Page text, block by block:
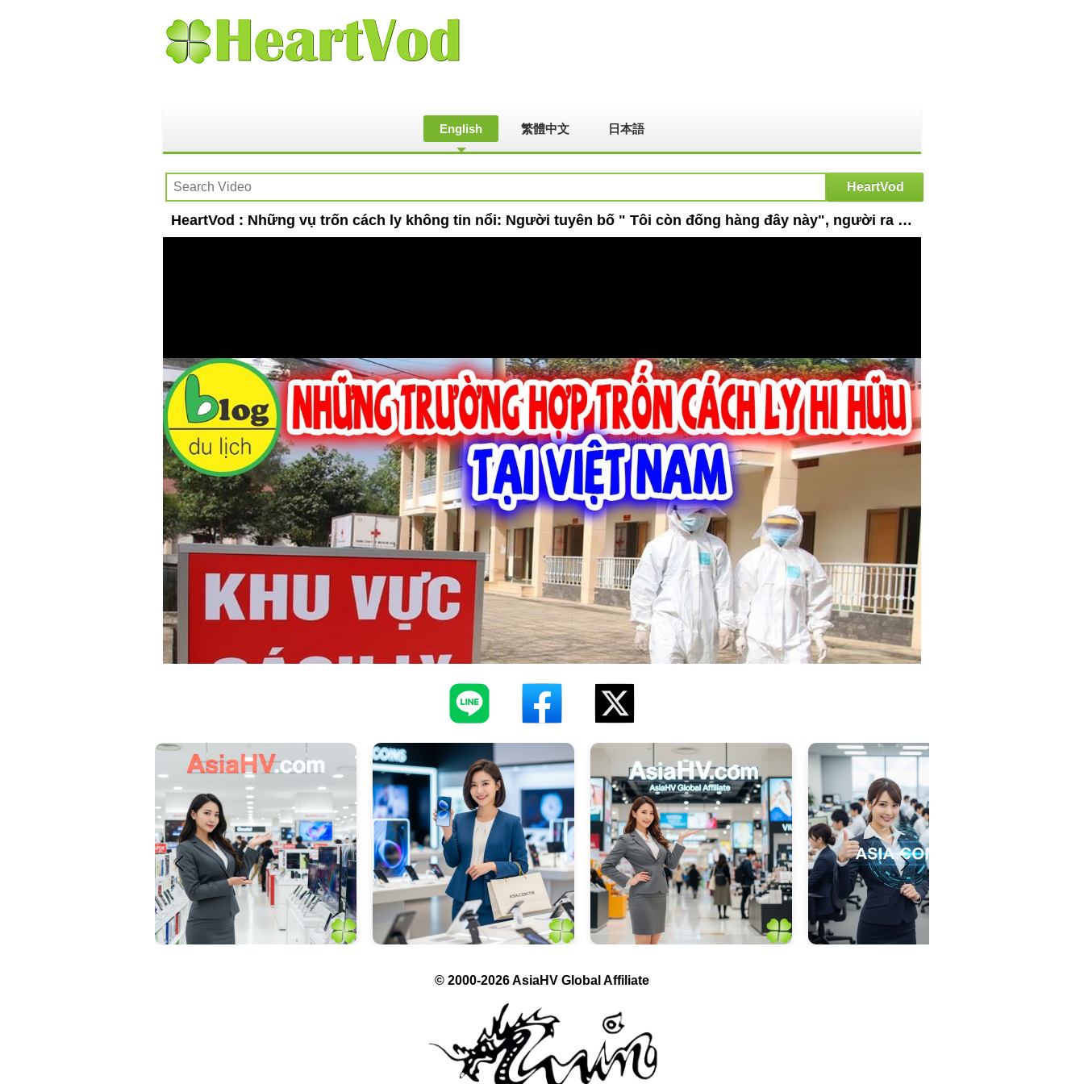
English 繁體中文 日本語
HeartVod : Những vụ trốn cách ly không tin nổi: Người tuyên bố " Tôi còn đống hàng đây này", người ra sân bay
© 2000-2026 AsiaHV Global Affiliate